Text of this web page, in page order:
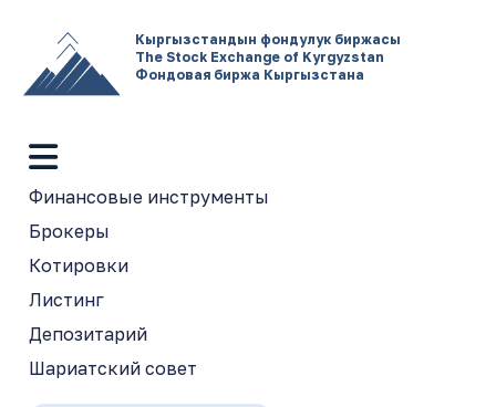
Кыргызстандын фондулук биржасы
The Stock Exchange of Kyrgyzstan
Фондовая биржа Кыргызстана
Финансовые инструменты
Брокеры
Котировки
Листинг
Депозитарий
Шариатский совет